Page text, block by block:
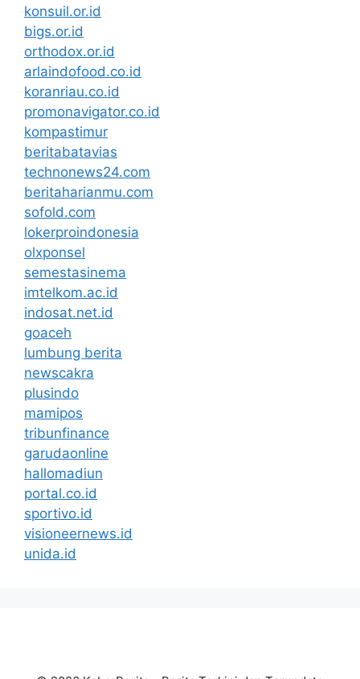
konsuil.or.id
bigs.or.id
orthodox.or.id
arlaindofood.co.id
koranriau.co.id
promonavigator.co.id
kompastimur
beritabatavias
technonews24.com
beritaharianmu.com
sofold.com
lokerproindonesia
olxponsel
semestasinema
imtelkom.ac.id
indosat.net.id
goaceh
lumbung berita
newscakra
plusindo
mamipos
tribunfinance
garudaonline
hallomadiun
portal.co.id
sportivo.id
visioneernews.id
unida.id